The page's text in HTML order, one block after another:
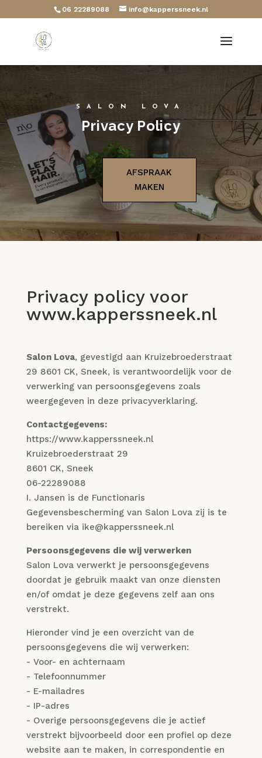
06 22289088 info@kapperssneek.nl
SALON LOVA
Privacy Policy
AFSPRAAK
MAKEN
Privacy policy voor
www.kapperssneek.nl
Salon Lova, gevestigd aan Kruizebroederstraat
29 8601 CK, Sneek, is verantwoordelijk voor de
verwerking van persoonsgegevens zoals
weergegeven in deze privacyverklaring.
Contactgegevens:
https://www.kapperssneek.nl
Kruizebroederstraat 29
8601 CK, Sneek
06-22289088
I. Jansen is de Functionaris
Gegevensbescherming van Salon Lova zij is te
bereiken via ike@kapperssneek.nl
Persoonsgegevens die wij verwerken
Salon Lova verwerkt je persoonsgegevens
doordat je gebruik maakt van onze diensten
en/of omdat je deze gegevens zelf aan ons
verstrekt.
Hieronder vind je een overzicht van de
persoonsgegevens die wij verwerken:
- Voor- en achternaam
- Telefoonnummer
- E-mailadres
- IP-adres
- Overige persoonsgegevens die je actief
verstrekt bijvoorbeeld door een profiel op deze
website aan te maken, in correspondentie en